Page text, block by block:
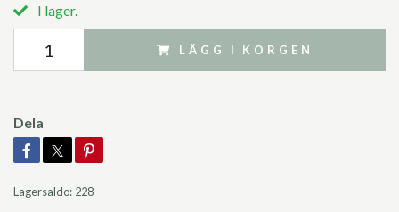
I lager.
LÄGG I KORGEN
Dela
Lagersaldo: 228